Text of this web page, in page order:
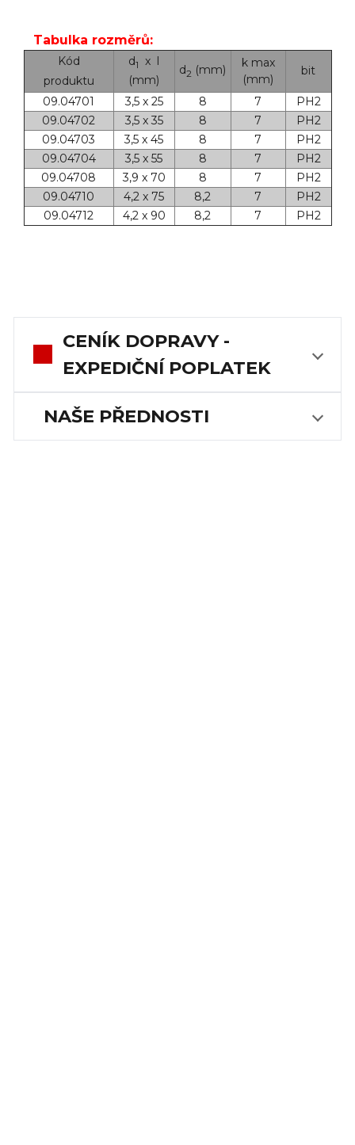
Tabulka rozměrů:
Kód
produktu
d1
x l
(mm)
d2 (mm)
k max
(mm)
bit
09.04701 3,5 x 25 8 7
PH2
09.04702
3,5 x 35 8 7
PH2
09.04703
3,5 x 45 8 7
PH2
09.04704
3,5 x 55 8 7
PH2
09.04708
3,9 x 70 8 7
PH2
09.04710
4,2 x 75 8,2 7
PH2
09.04712
4,2 x 90 8,2 7 PH2
CENÍK DOPRAVY -
EXPEDIČNÍ POPLATEK
NAŠE PŘEDNOSTI